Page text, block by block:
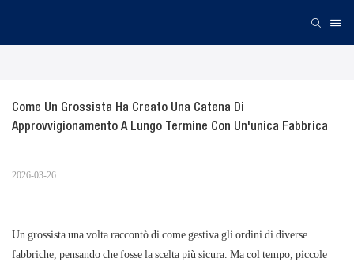
Come Un Grossista Ha Creato Una Catena Di
Approvvigionamento A Lungo Termine Con Un'unica Fabbrica
2026-03-26
Un grossista una volta raccontò di come gestiva gli ordini di diverse
fabbriche, pensando che fosse la scelta più sicura. Ma col tempo, piccole